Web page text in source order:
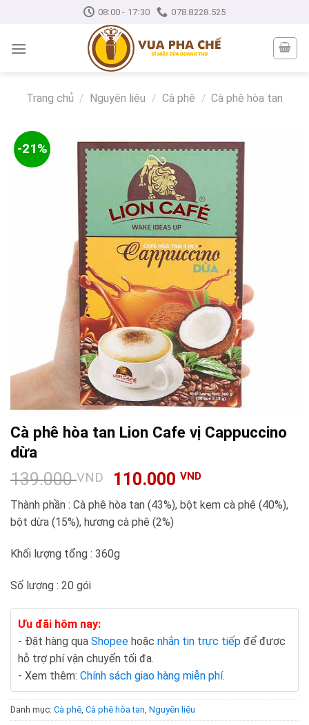
content
08:00 - 17:30 078.8228.525
Trang chủ / Nguyên liệu / Cà phê / Cà phê hòa tan
-21%
Cà phê hòa tan Lion Cafe vị Cappuccino
dừa
139.000VND 110.000 VND
Thành phần : Cà phê hòa tan (43%), bột kem cà phê (40%),
bột dừa (15%), hương cà phê (2%)
Khối lượng tổng : 360g
Số lượng : 20 gói
Ưu đãi hôm nay:
- Đặt hàng qua Shopee hoặc nhắn tin trực tiếp để được
hỗ trợ phí vận chuyển tối đa.
- Xem thêm: Chính sách giao hàng miễn phí.
Danh mục: Cà phê, Cà phê hòa tan, Nguyên liệu